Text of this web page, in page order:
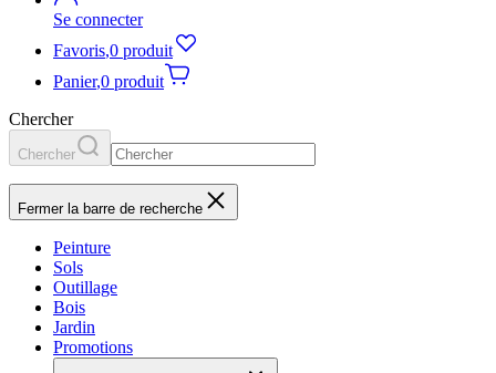
Se connecter
Favoris,0 produit
Panier,0 produit
Chercher
Chercher
Fermer la barre de recherche
Peinture
Sols
Outillage
Bois
Jardin
Promotions